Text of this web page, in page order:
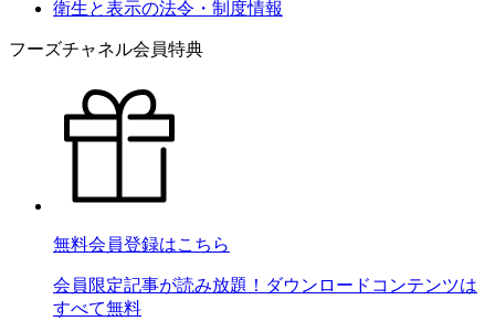
衛生と表示の法令・制度情報
フーズチャネル会員特典
無料会員登録はこちら
会員限定記事が読み放題！ダウンロードコンテンツは
すべて無料